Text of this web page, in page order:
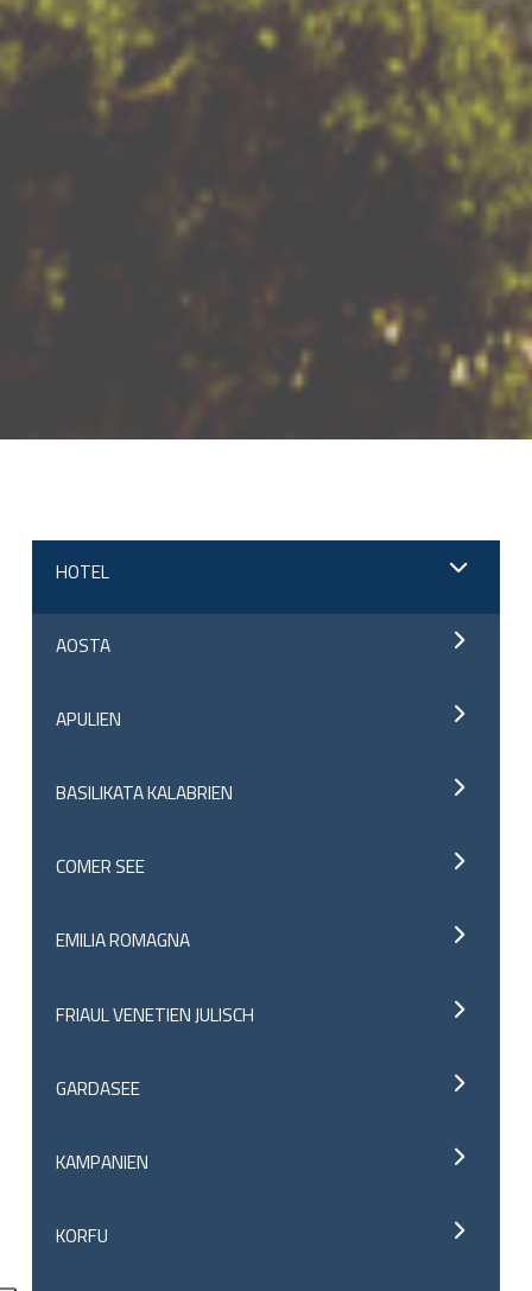
HOTEL
AOSTA
APULIEN
BASILIKATA KALABRIEN
COMER SEE
EMILIA ROMAGNA
FRIAUL VENETIEN JULISCH
GARDASEE
KAMPANIEN
KORFU